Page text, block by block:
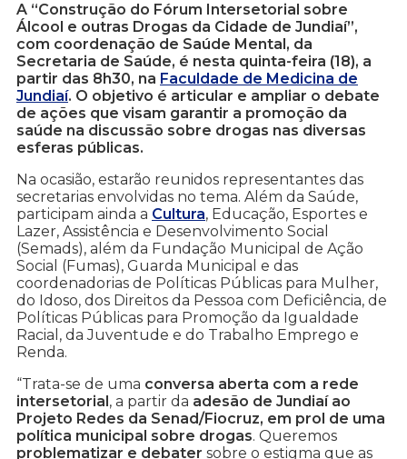
A “Construção do Fórum Intersetorial sobre
Álcool e outras Drogas da Cidade de Jundiaí”,
com coordenação de Saúde Mental, da
Secretaria de Saúde, é nesta quinta-feira (18), a
partir das 8h30, na Faculdade de Medicina de
Jundiaí. O objetivo é articular e ampliar o debate
de ações que visam garantir a promoção da
saúde na discussão sobre drogas nas diversas
esferas públicas.
Na ocasião, estarão reunidos representantes das
secretarias envolvidas no tema. Além da Saúde,
participam ainda a Cultura, Educação, Esportes e
Lazer, Assistência e Desenvolvimento Social
(Semads), além da Fundação Municipal de Ação
Social (Fumas), Guarda Municipal e das
coordenadorias de Políticas Públicas para Mulher,
do Idoso, dos Direitos da Pessoa com Deficiência, de
Políticas Públicas para Promoção da Igualdade
Racial, da Juventude e do Trabalho Emprego e
Renda.
“Trata-se de uma conversa aberta com a rede
intersetorial, a partir da adesão de Jundiaí ao
Projeto Redes da Senad/Fiocruz, em prol de uma
política municipal sobre drogas. Queremos
problematizar e debater sobre o estigma que as